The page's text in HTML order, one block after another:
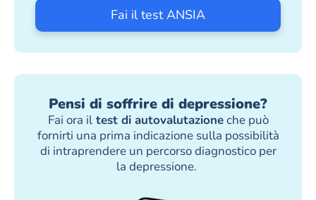
Fai il test ANSIA
Pensi di soffrire di depressione?
Fai ora iltest di autovalutazioneche può
fornirti una prima indicazione sulla possibilità
di intraprendere un percorso diagnostico per
la depressione.